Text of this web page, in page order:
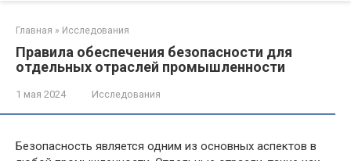
Главная » Исследования
Правила обеспечения безопасности для
отдельных отраслей промышленности
1 мая 2024 Исследования
Безопасность является одним из основных аспектов в